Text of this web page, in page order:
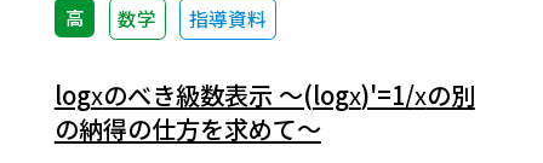
高 数学 指導資料
logxのべき級数表示 ～(logx)'=1/xの別
の納得の仕方を求めて～